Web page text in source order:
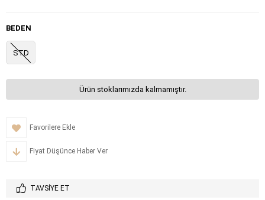
BEDEN
STD
Ürün stoklarımızda kalmamıştır.
Favorilere Ekle
Fiyat Düşünce Haber Ver
TAVSIYE ET